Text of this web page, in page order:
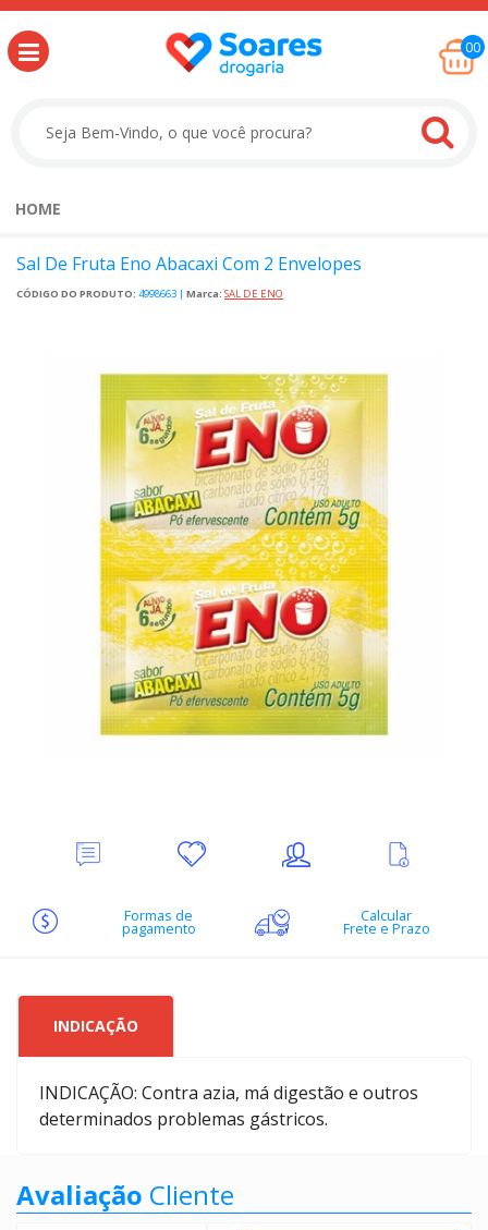
00
HOME
Sal De Fruta Eno Abacaxi Com 2 Envelopes
CÓDIGO DO PRODUTO: 4998663 | Marca: SAL DE ENO
Comentário
Indique
informações
Formas de
pagamento
Calcular
Frete e Prazo
INDICAÇÃO
INDICAÇÃO: Contra azia, má digestão e outros
determinados problemas gástricos.
Avaliação Cliente